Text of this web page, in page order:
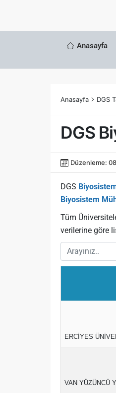
Anasayfa
Anasayfa DGS
DGS
Düzenleme:
DGS
Biyosistem
Tüm
verilerine göre
ERCİYES
VAN YÜZÜNCÜ